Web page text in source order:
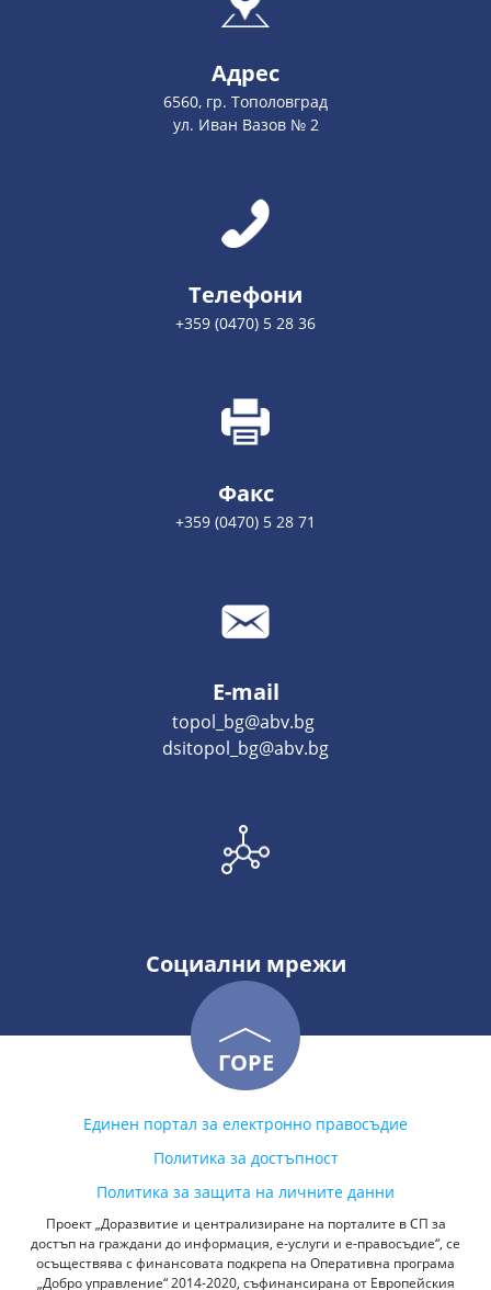
Адрес
6560, гр. Тополовград
ул. Иван Вазов № 2
Телефони
+359 (0470) 5 28 36
Факс
+359 (0470) 5 28 71
E-mail
topol_bg@abv.bg
dsitopol_bg@abv.bg
Социални мрежи
ГОРЕ
Единен портал за електронно правосъдие
Политика за достъпност
Политика за защита на личните данни
Проект „Доразвитие и централизиране на порталите в СП за
достъп на граждани до информация, е-услуги и е-правосъдие“, се
осъществява с финансовата подкрепа на Оперативна програма
„Добро управление“ 2014-2020, съфинансирана от Европейския